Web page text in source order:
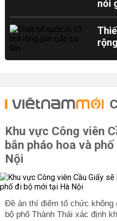
nói
Khu vực Công viên
bắn pháo hoa và
Nội
Đề án thí điểm tổ chức không
bộ phố Thành Thái xác định